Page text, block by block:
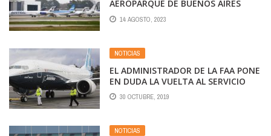
AEROPARQUE DE BUENOS AIRES
14 AGOSTO, 2023
NOTICIAS
EL ADMINISTRADOR DE LA FAA PONE
EN DUDA LA VUELTA AL SERVICIO
DEL BOEING 737 MAX
30 OCTUBRE, 2019
NOTICIAS